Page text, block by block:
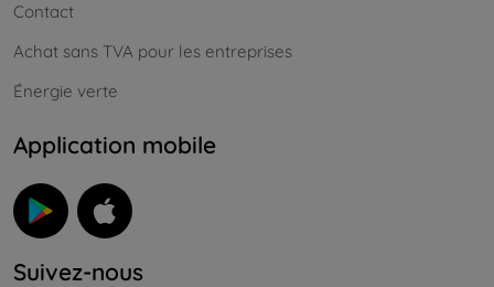
Contact
Achat sans TVA pour les entreprises
Énergie verte
Application mobile
Suivez-nous